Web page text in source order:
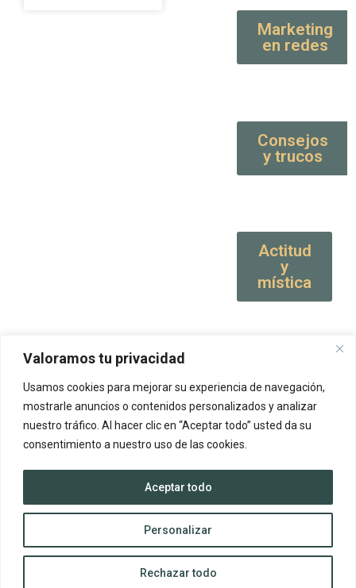
Valoramos tu privacidad
Usamos cookies para mejorar su experiencia de navegación,
mostrarle anuncios o contenidos personalizados y analizar
nuestro tráfico. Al hacer clic en “Aceptar todo” usted da su
consentimiento a nuestro uso de las cookies.
Personalizar
Rechazar todo
Aceptar todo
Marketing
en redes
Consejos
y trucos
Actitud
y
mística